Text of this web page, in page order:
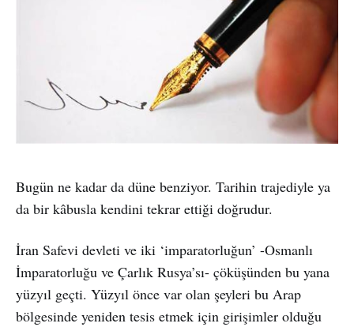
Bugün ne kadar da düne benziyor. Tarihin trajediyle ya
da bir kâbusla kendini tekrar ettiği doğrudur.
İran Safevi devleti ve iki ‘imparatorluğun’ -Osmanlı
İmparatorluğu ve Çarlık Rusya’sı- çöküşünden bu yana
yüzyıl geçti. Yüzyıl önce var olan şeyleri bu Arap
bölgesinde yeniden tesis etmek için girişimler olduğu